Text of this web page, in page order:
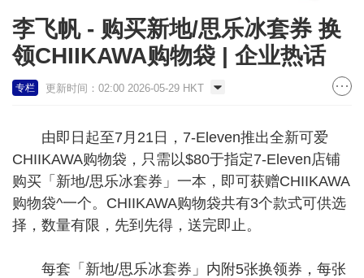
李飞帆 - 购买新地/思乐冰套券 换
领CHIIKAWA购物袋 | 企业热话
专栏 更新时间：02:00 2026-05-29 HKT
由即日起至7月21日，7-Eleven推出全新可爱
CHIIKAWA购物袋，只需以$80于指定7-Eleven店铺
购买「新地/思乐冰套券」一本，即可获赠CHIIKAWA
购物袋^一个。CHIIKAWA购物袋共有3个款式可供选
择，数量有限，先到先得，送完即止。
每套「新地/思乐冰套券」内附5张换领券，每张